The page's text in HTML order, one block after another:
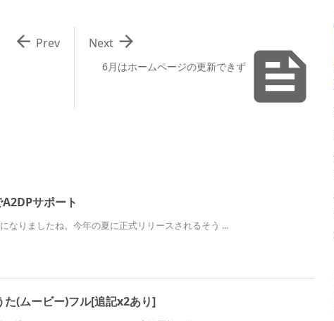

6月はホームページの更新できず

Next
 Prev
サポート
なりましたね。今年の夏に正式リリースされるそう ...
た(ムービー)フル[追記x2あり]